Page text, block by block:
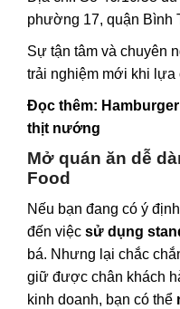
phường 17, quận Bình
Sự tận tâm và chuyên
trải nghiệm mới khi lựa
Đọc thêm:
thịt nướng
Mở quán ăn dễ
Food
Nếu bạn đang có ý
đến việc sử dụng
bá. Nhưng lại chắc
giữ được chân khách
kinh doanh, bạn có thể